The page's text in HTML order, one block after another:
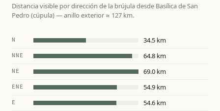
Distancia visible por dirección de la brújula desde Basílica de San
Pedro (cúpula) — anillo exterior ≈ 127 km.
N 34.5 km
NNE 64.8 km
NE 69.0 km
ENE 54.9 km
E 54.6 km